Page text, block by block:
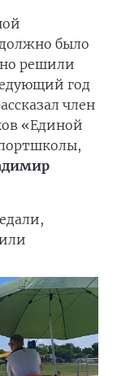
было
решили
год
член
«Единой